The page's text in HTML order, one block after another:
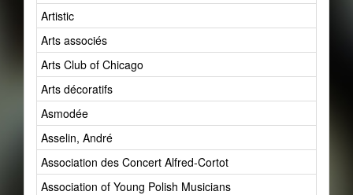
Artistic
Arts associés
Arts Club of Chicago
Arts décoratifs
Asmodée
Asselin, André
Association des Concert Alfred-Cortot
Association of Young Polish Musicians